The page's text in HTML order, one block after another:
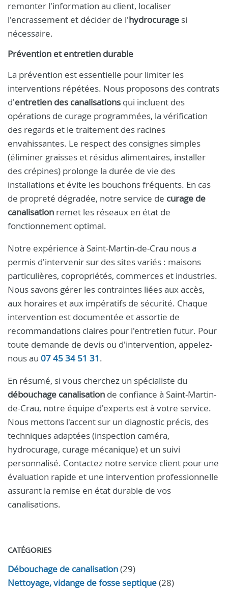
remonter l'information au client, localiser
l'encrassement et décider de l'hydrocurage si
nécessaire.
Prévention et entretien durable
La prévention est essentielle pour limiter les
interventions répétées. Nous proposons des contrats
d'entretien des canalisations qui incluent des
opérations de curage programmées, la vérification
des regards et le traitement des racines
envahissantes. Le respect des consignes simples
(éliminer graisses et résidus alimentaires, installer
des crépines) prolonge la durée de vie des
installations et évite les bouchons fréquents. En cas
de propreté dégradée, notre service de curage de
canalisation remet les réseaux en état de
fonctionnement optimal.
Notre expérience à Saint-Martin-de-Crau nous a
permis d'intervenir sur des sites variés : maisons
particulières, copropriétés, commerces et industries.
Nous savons gérer les contraintes liées aux accès,
aux horaires et aux impératifs de sécurité. Chaque
intervention est documentée et assortie de
recommandations claires pour l'entretien futur. Pour
toute demande de devis ou d'intervention, appelez-
nous au 07 45 34 51 31.
En résumé, si vous cherchez un spécialiste du
débouchage canalisation de confiance à Saint-Martin-
de-Crau, notre équipe d'experts est à votre service.
Nous mettons l'accent sur un diagnostic précis, des
techniques adaptées (inspection caméra,
hydrocurage, curage mécanique) et un suivi
personnalisé. Contactez notre service client pour une
évaluation rapide et une intervention professionnelle
assurant la remise en état durable de vos
canalisations.
CATÉGORIES
Débouchage de canalisation(29)
Nettoyage, vidange de fosse septique(28)